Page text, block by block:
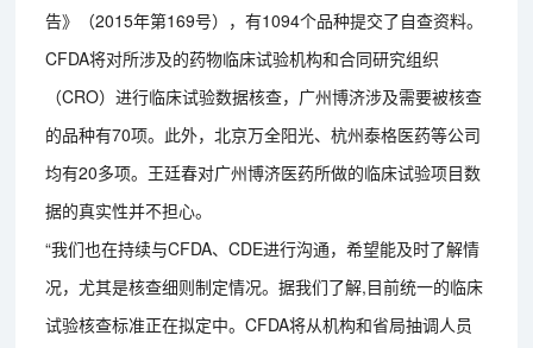
告》（2015年第169号），有1094个品种提交了自查资料。
CFDA将对所涉及的药物临床试验机构和合同研究组织
（CRO）进行临床试验数据核查，广州博济涉及需要被核查
的品种有70项。此外，北京万全阳光、杭州泰格医药等公司
均有20多项。王廷春对广州博济医药所做的临床试验项目数
据的真实性并不担心。
“我们也在持续与CFDA、CDE进行沟通，希望能及时了解情
况，尤其是核查细则制定情况。据我们了解,目前统一的临床
试验核查标准正在拟定中。CFDA将从机构和省局抽调人员